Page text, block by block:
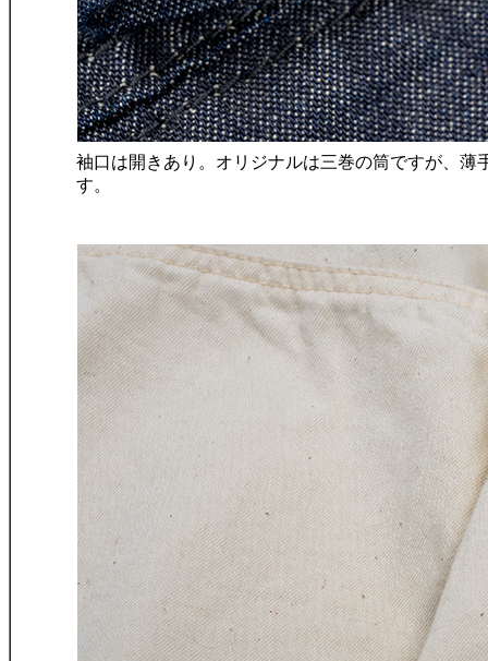
袖口は開きあり。オリジナルは三巻の筒ですが、
す。